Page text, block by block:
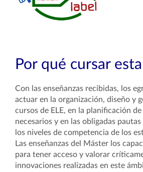
Por qué cursar
Con las enseñanzas recibidas, los
actuar en la organización, diseño y
cursos de ELE, en la planificación
necesarios y en las obligadas
los niveles de competencia de los
Las enseñanzas del Máster los
para tener acceso y valorar
innovaciones realizadas en este